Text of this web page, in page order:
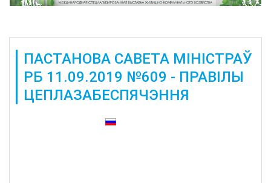
ПАСТАНОВА САВЕТА МІНІСТРАЎ
РБ 11.09.2019 №609 - ПРАВІЛЫ
ЦЕПЛАЗАБЕСПЯЧЭННЯ
Таксама даступныя: